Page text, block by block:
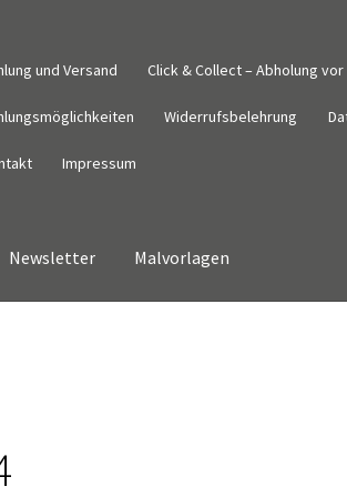
und Versand Click & Collect – Abholung
Widerrufsbelehrung
Impressum
Newsletter Malvorlagen